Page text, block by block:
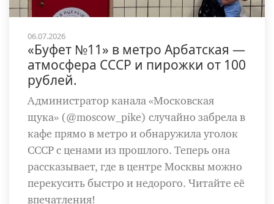
06.07.2026
«Буфет №11» в метро Арбатская —
атмосфера СССР и пирожки от 100
рублей.
Администратор канала «Московская
щука» (@moscow_pike) случайно забрела в
кафе прямо в метро и обнаружила уголок
СССР с ценами из прошлого. Теперь она
рассказывает, где в центре Москвы можно
перекусить быстро и недорого. Читайте её
впечатления!